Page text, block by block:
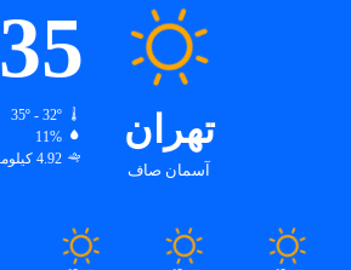
تهران
آسمان صاف
35
35º - 32º
11%
4.92 کیلومتر/ساعت